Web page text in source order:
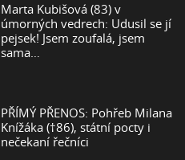
Marta Kubišová (83) v
úmorných vedrech: Udusil se jí
pejsek! Jsem zoufalá, jsem
sama…
PŘÍMÝ PŘENOS: Pohřeb Milana
Knížáka (†86), státní pocty i
nečekaní řečníci